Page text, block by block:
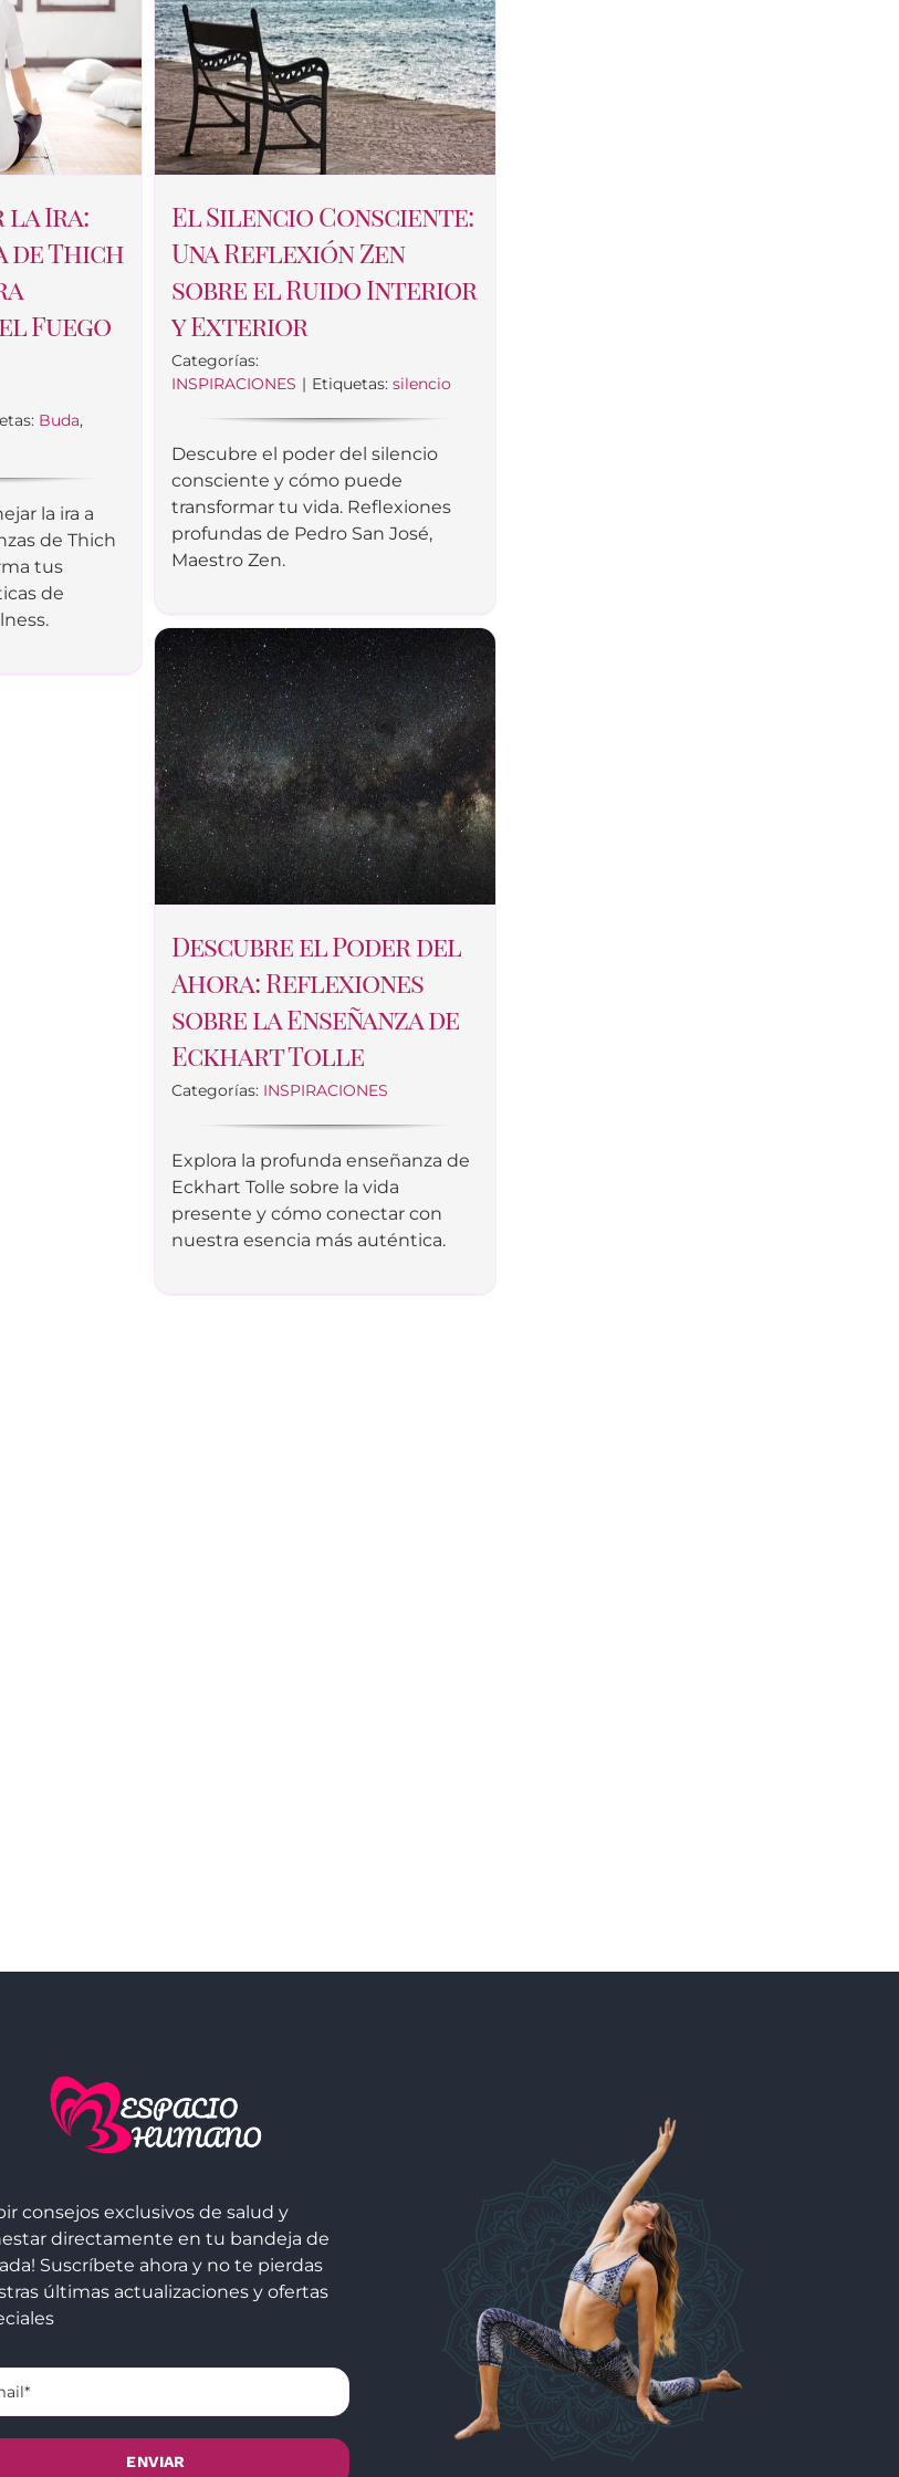
la Ira:
de Thich
Fuego
Buda,
la ira a
de Thich
tus
de
El Silencio Consciente:
Una Reflexión Zen
sobre el Ruido Interior
y Exterior
Categorías:
INSPIRACIONES | Etiquetas:silencio
Descubre el poder del silencio
consciente y cómo puede
transformar tu vida. Reflexiones
profundas de Pedro San José,
Maestro Zen.
Descubre el Poder del
Ahora: Reflexiones
sobre la Enseñanza de
Eckhart Tolle
Categorías: INSPIRACIONES
Explora la profunda enseñanza de
Eckhart Tolle sobre la vida
presente y cómo conectar con
nuestra esencia más auténtica.
consejos exclusivos de salud y
directamente en tu bandeja de
Suscríbete ahora y no te pierdas
últimas actualizaciones y ofertas